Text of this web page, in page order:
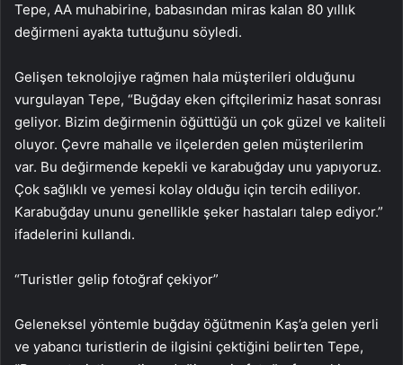
Tepe, AA muhabirine, babasından miras kalan 80 yıllık
değirmeni ayakta tuttuğunu söyledi.
Gelişen teknolojiye rağmen hala müşterileri olduğunu
vurgulayan Tepe, “Buğday eken çiftçilerimiz hasat sonrası
geliyor. Bizim değirmenin öğüttüğü un çok güzel ve kaliteli
oluyor. Çevre mahalle ve ilçelerden gelen müşterilerim
var. Bu değirmende kepekli ve karabuğday unu yapıyoruz.
Çok sağlıklı ve yemesi kolay olduğu için tercih ediliyor.
Karabuğday ununu genellikle şeker hastaları talep ediyor.”
ifadelerini kullandı.
“Turistler gelip fotoğraf çekiyor”
Geleneksel yöntemle buğday öğütmenin Kaş’a gelen yerli
ve yabancı turistlerin de ilgisini çektiğini belirten Tepe,